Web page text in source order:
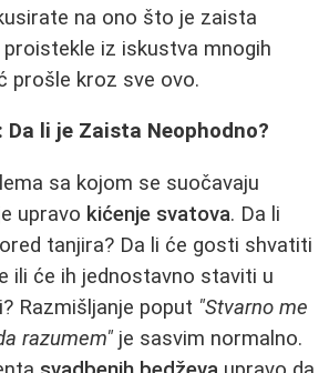
na ono što je zaista
iz iskustva mnogih
prošle kroz sve ovo.
Da li je Zaista Neophodno?
sa kojom se suočavaju
upravo kićenje svatova. Da li
tanjira? Da li će gosti shvatiti
ili će ih jednostavno staviti u
Razmišljanje poput "Stvarno me
razumem" je sasvim normalno.